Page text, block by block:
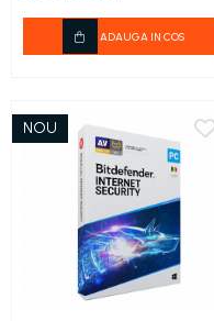
ADAUGA IN COS
NOU